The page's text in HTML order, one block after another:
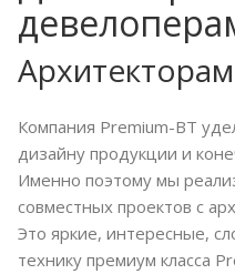
Компания Premium-BT
дизайну продукции и
Именно поэтому мы
совместных проектов с
Это яркие, интересные,
технику премиум класса